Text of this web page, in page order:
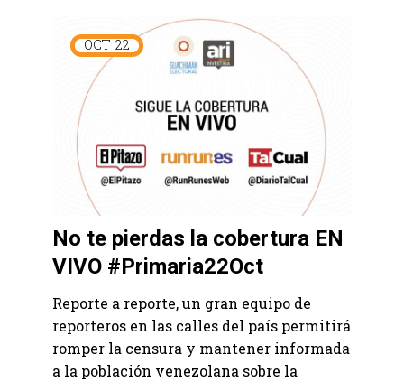
OCT 22
No te pierdas la cobertura EN
VIVO #Primaria22Oct
Reporte a reporte, un gran equipo de
reporteros en las calles del país permitirá
romper la censura y mantener informada
a la población venezolana sobre la